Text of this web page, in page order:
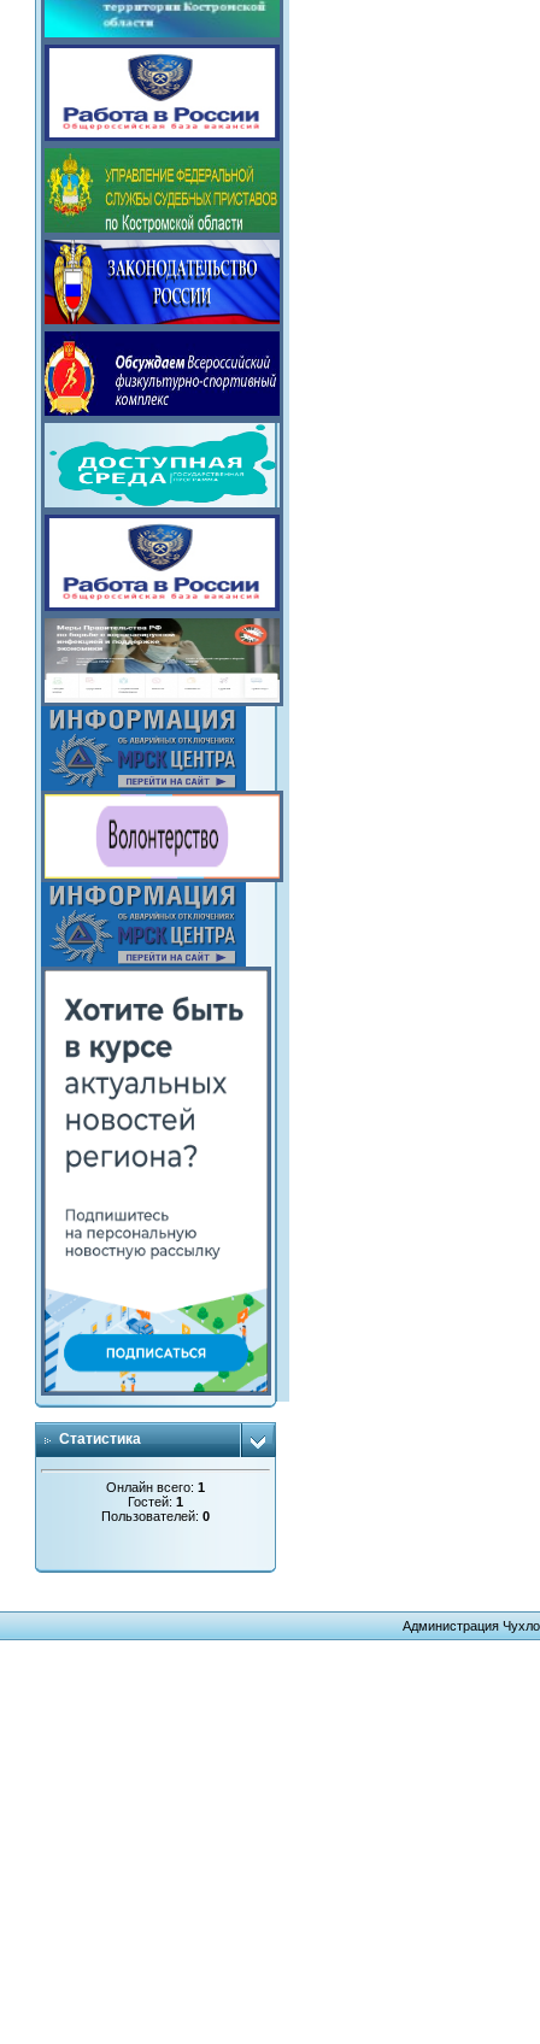
Статистика
Онлайн всего:1
Гостей:1
Пользователей:0
Администрация